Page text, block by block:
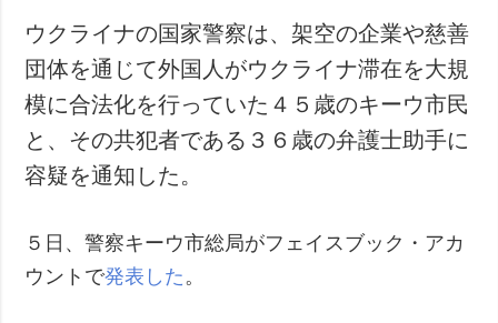
ウクライナの国家警察は、架空の企業や慈善
団体を通じて外国人がウクライナ滞在を大規
模に合法化を行っていた４５歳のキーウ市民
と、その共犯者である３６歳の弁護士助手に
容疑を通知した。
５日、警察キーウ市総局がフェイスブック・アカ
ウントで発表した 。